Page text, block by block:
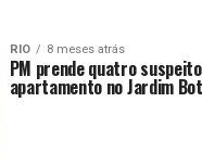
RIO 8 meses atrás
PM prende quatro
apartamento no Jardim